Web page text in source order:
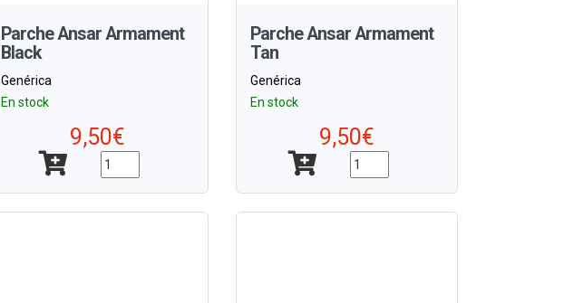
Parche Ansar Armament
Black
Genérica
En stock
9,50€
Parche Ansar Armament
Tan
Genérica
En stock
9,50€